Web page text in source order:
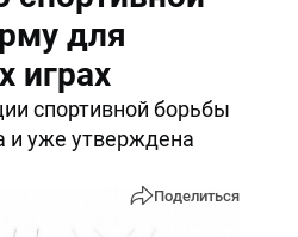
для
играх
спортивной борьбы
и уже утверждена
Поделиться